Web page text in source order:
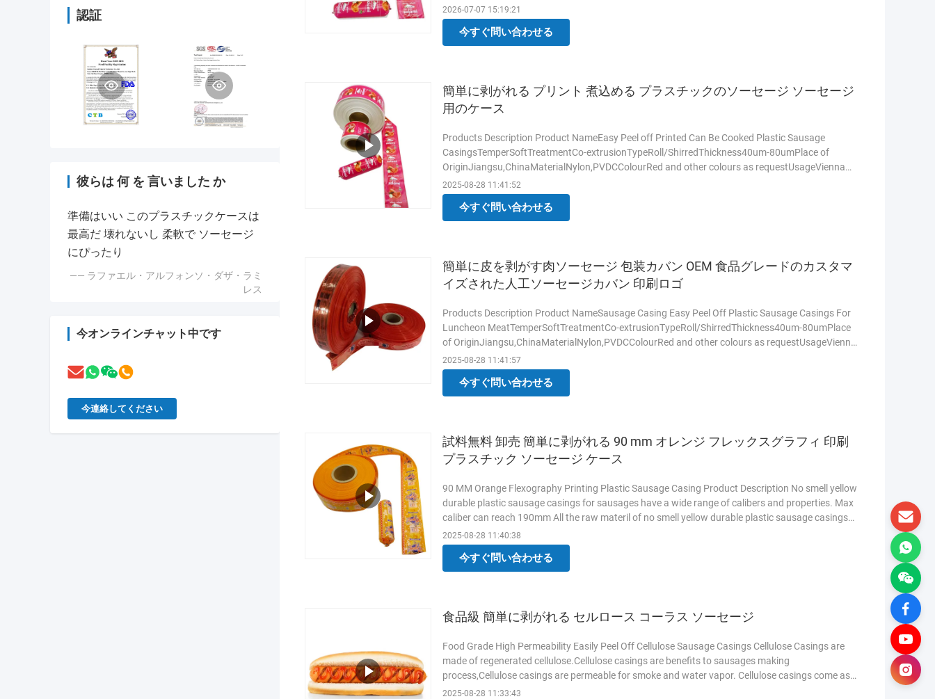
認証
彼らは 何 を 言いました か
準備はいい このプラスチックケースは
最高だ 壊れないし 柔軟で ソーセージ
にぴったり
—— ラファエル・アルフォンソ・ダザ・ラミ
レス
今オンラインチャット中です
今連絡してください
shelf life and reduces costs for secondary packaging, Multibarrier casing is thermo-shrinkable
and producedfrom specially formulated polyamide raw material of high polymer quality.And
custom size steam もっと読む
2026-07-07 15:19:21
今すぐ問い合わせる
簡単に剥がれる プリント 煮込める プラスチックのソーセージ ソーセージ
用のケース
Products Description Product NameEasy Peel off Printed Can Be Cooked Plastic Sausage
CasingsTemperSoftTreatmentCo-extrusionTypeRoll/ShirredThickness40um-80umPlace of
OriginJiangsu,ChinaMaterialNylon,PVDCColourRed and other colours as requestUsageVienna
Sausage, Luncheon Meat,Mortadella etc.SurfacePrinted acceptableCertificateSGS
,ISO,FDA,HALAL,FMS22000MOQ50kg(no printing)Free SamplesAvailable Q: How to get the price?
A: Price is based on size,material,thickness,printing
2025-08-28 11:41:52
今すぐ問い合わせる
簡単に皮を剥がす肉ソーセージ 包装カバン OEM 食品グレードのカスタマ
イズされた人工ソーセージカバン 印刷ロゴ
Products Description Product NameSausage Casing Easy Peel Off Plastic Sausage Casings For
Luncheon MeatTemperSoftTreatmentCo-extrusionTypeRoll/ShirredThickness40um-80umPlace
of OriginJiangsu,ChinaMaterialNylon,PVDCColourRed and other colours as requestUsageVienna
Sausage, Luncheon Meat,Mortadella etc.SurfacePrinted acceptableCertificateSGS
,ISO,FDA,HALAL,FMS22000MOQ50kg(no printing)Free SamplesAvailable Q: How to get the price?
A: Price is based on size,material,thickness
2025-08-28 11:41:57
今すぐ問い合わせる
試料無料 卸売 簡単に剥がれる 90 mm オレンジ フレックスグラフィ 印刷
プラスチック ソーセージ ケース
90 MM Orange Flexography Printing Plastic Sausage Casing Product Description No smell yellow
durable plastic sausage casings for sausages have a wide range of calibers and properties. Max
caliber can reach 190mm All the raw materil of no smell yellow durable plastic sausage casings
for sausages are food grade. And the size of the casing can produced as customers' request.
Product Details 1 Temper: Soft 2 Treatment: Co-extrusion 3 Type: Roll/Shirred 4 Thickness: 40um-
80um 5 もっと読む
2025-08-28 11:40:38
今すぐ問い合わせる
食品級 簡単に剥がれる セルロース コーラス ソーセージ
Food Grade High Permeability Easily Peel Off Cellulose Sausage Casings Cellulose Casings are
made of regenerated cellulose.Cellulose casings are benefits to sausages making
process,Cellulose casings are permeable for smoke and water vapor. Cellulose casings come as
shirred sticks and uniform which are very suitable for automated equipment,stuffing , And they
2025-08-28 11:33:43